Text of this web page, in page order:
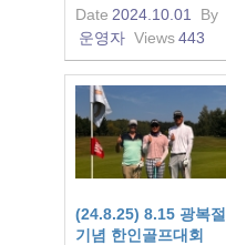
Date 2024.10.01
By
운영자 Views443
(24.8.25) 8.15 광복절
기념 한인골프대회